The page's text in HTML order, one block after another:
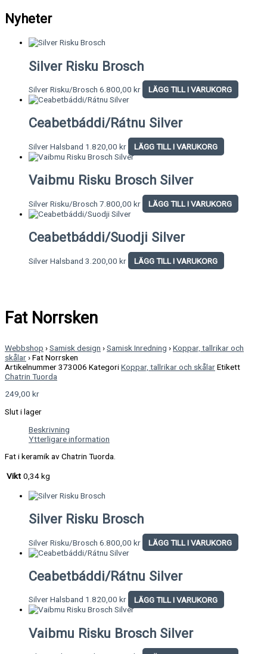
Nyheter
Silver Risku Brosch
Silver Risku/Brosch 6.800,00 kr LÄGG TILL I VARUKORG
Ceabetbáddi/Rátnu Silver
Silver Halsband 1.820,00 kr LÄGG TILL I VARUKORG
Vaibmu Risku Brosch Silver
Silver Risku/Brosch 7.800,00 kr LÄGG TILL I VARUKORG
Ceabetbáddi/Suodji Silver
Silver Halsband 3.200,00 kr LÄGG TILL I VARUKORG
Fat Norrsken
Webbshop ›Samisk design ›Samisk Inredning ›Koppar, tallrikar och
skålar›Fat Norrsken
Artikelnummer373006 KategoriKoppar, tallrikar och skålarEtikett
Chatrin Tuorda
249,00 kr
Slut i lager
Beskrivning
Ytterligare information
Fat i keramik av Chatrin Tuorda.
Vikt 0,34 kg
Silver Risku Brosch
Silver Risku/Brosch 6.800,00 kr LÄGG TILL I VARUKORG
Ceabetbáddi/Rátnu Silver
Silver Halsband 1.820,00 kr LÄGG TILL I VARUKORG
Vaibmu Risku Brosch Silver